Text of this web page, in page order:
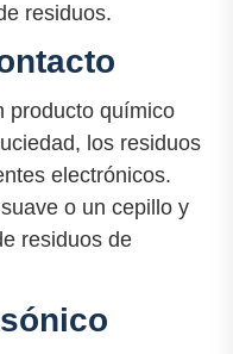
residuos.
producto químico
los residuos
electrónicos.
o un cepillo y
residuos de